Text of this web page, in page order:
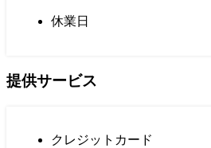
休業日
提供サービス
クレジットカード